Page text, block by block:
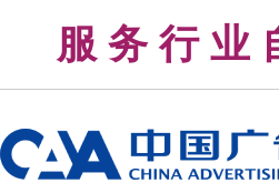
服 务 行